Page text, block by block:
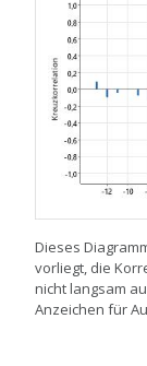
Dieses
vorliegt, die
nicht langsam
Anzeichen für